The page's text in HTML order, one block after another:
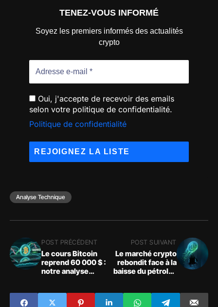
TENEZ-VOUS INFORMÉ
Soyez les premiers informés des actualités
crypto
Oui, j'accepte de recevoir des emails
selon votre politique de confidentialité.
Politique de confidentialité
Analyse Technique
POST PRÉCÉDENT
Le cours Bitcoin
reprend 60 000 $ :
notre analyse
POST SUIVANT
Le marché crypto
rebondit face à la
baisse du pétrole :
clés